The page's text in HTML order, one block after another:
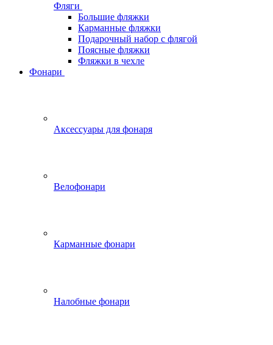
Фляги
Большие фляжки
Карманные фляжки
Подарочный набор с флягой
Поясные фляжки
Фляжки в чехле
Фонари
Аксессуары для фонаря
Велофонари
Карманные фонари
Налобные фонари